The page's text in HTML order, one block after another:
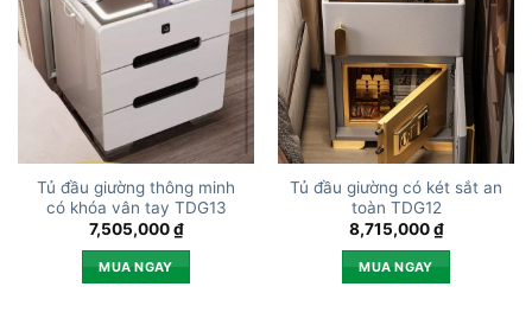
Tủ đầu giường thông minh
có khóa vân tay TDG13
7,505,000₫
MUA NGAY
Tủ đầu giường có két sắt an
toàn TDG12
8,715,000₫
MUA NGAY